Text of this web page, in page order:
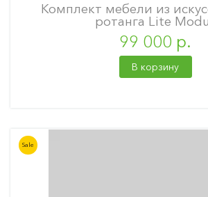
Комплект мебели из
ротанга Lite
99 000 р.
В корзину
Sale